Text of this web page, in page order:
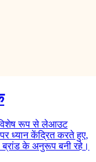
विशेष रूप से लेआउट
ध्यान केंद्रित करते हुए,
ब्रांड के अनुरूप बनी रहे।